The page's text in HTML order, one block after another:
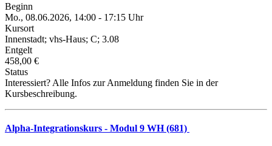
Beginn
Mo., 08.06.2026, 14:00 - 17:15 Uhr
Kursort
Innenstadt; vhs-Haus; C; 3.08
Entgelt
458,00 €
Status
Interessiert? Alle Infos zur Anmeldung finden Sie in der
Kursbeschreibung.
Alpha-Integrationskurs - Modul 9 WH (681)